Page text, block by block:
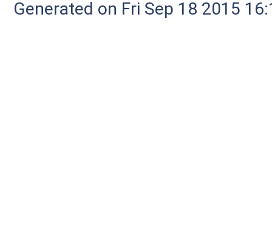
Generated on Fri Sep 18 2015